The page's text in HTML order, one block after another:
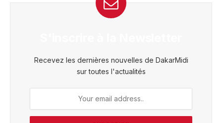
Recevez les dernières nouvelles de DakarMidi
sur toutes l'actualités